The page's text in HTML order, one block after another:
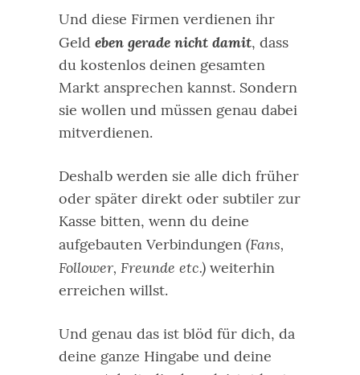
Und diese Firmen verdienen ihr
Geld eben gerade nicht damit, dass
du kostenlos deinen gesamten
Markt ansprechen kannst. Sondern
sie wollen und müssen genau dabei
mitverdienen.
Deshalb werden sie alle dich früher
oder später direkt oder subtiler zur
Kasse bitten, wenn du deine
aufgebauten Verbindungen (Fans,
Follower, Freunde etc.)weiterhin
erreichen willst.
Und genau das ist blöd für dich, da
deine ganze Hingabe und deine